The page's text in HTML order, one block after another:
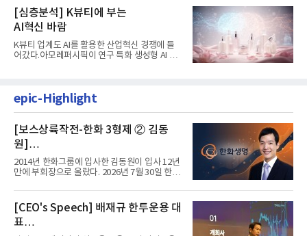
[심층분석] K뷰티에 부는
AI혁신 바람
K뷰티 업계도 AI를 활용한 산업혁신 경쟁에 들
어갔다.아모레퍼시픽이 연구 특화 생성형 AI 플
epic-Highlight
[보스상륙작전-한화 3형제 ② 김동
원]
입사 12년 만에 금융계열 수장 등극
2014년 한화그룹에 입사한 김동원이 입사 12년
만에 부회장으로 올랐다. 2026년 7월 30일 한화
[CEO's Speech] 배재규 한투운용 대
표